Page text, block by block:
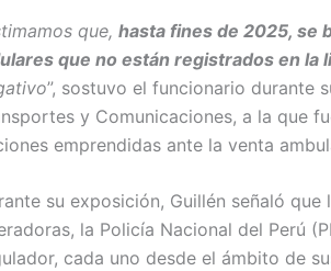
que, hasta fines de 2025, se
que no están registrados en la
”, sostuvo el funcionario durante
y Comunicaciones, a la que
emprendidas ante la venta
su exposición, Guillén señaló
la Policía Nacional del Perú
cada uno desde el ámbito de